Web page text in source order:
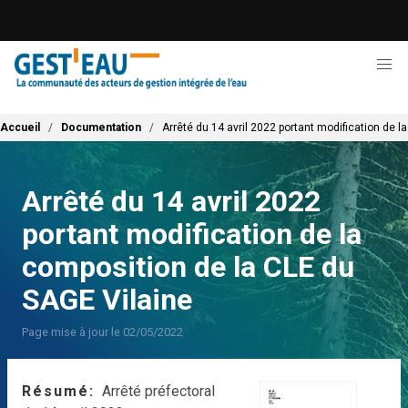
contenu
principal
Fil d'Ariane
Accueil Documentation Arrêté du 14 avril 2022 portant modification de
Arrêté du 14 avril 2022
portant modification de la
composition de la CLE du
SAGE Vilaine
Page mise à jour le 02/05/2022
Résumé
Arrêté préfectoral